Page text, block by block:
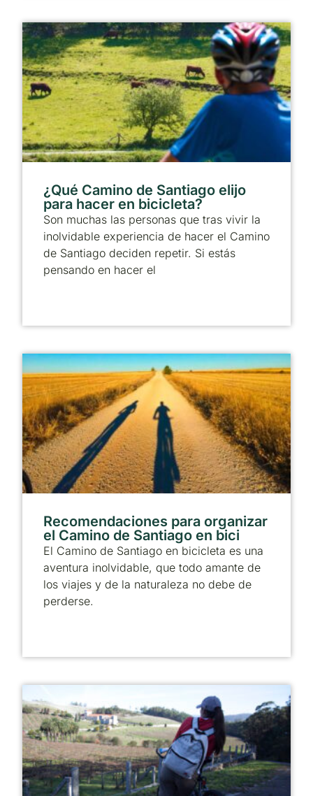
¿Qué Camino de Santiago elijo
para hacer en bicicleta?
Son muchas las personas que tras vivir la
inolvidable experiencia de hacer el Camino
de Santiago deciden repetir. Si estás
pensando en hacer el
Recomendaciones para organizar
el Camino de Santiago en bici
El Camino de Santiago en bicicleta es una
aventura inolvidable, que todo amante de
los viajes y de la naturaleza no debe de
perderse.